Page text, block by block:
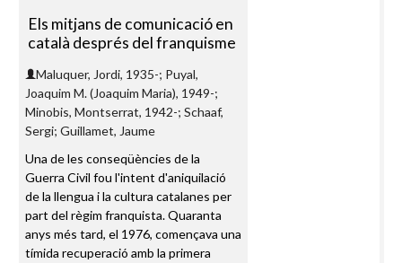
Els mitjans de comunicació en
català després del franquisme
Maluquer, Jordi, 1935-; Puyal,
Joaquim M. (Joaquim Maria), 1949-;
Minobis, Montserrat, 1942-; Schaaf,
Sergi; Guillamet, Jaume
Una de les conseqüències de la
Guerra Civil fou l'intent d'aniquilació
de la llengua i la cultura catalanes per
part del règim franquista. Quaranta
anys més tard, el 1976, començava una
tímida recuperació amb la primera